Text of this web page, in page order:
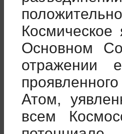
Основном
отражении
Атом,
всем